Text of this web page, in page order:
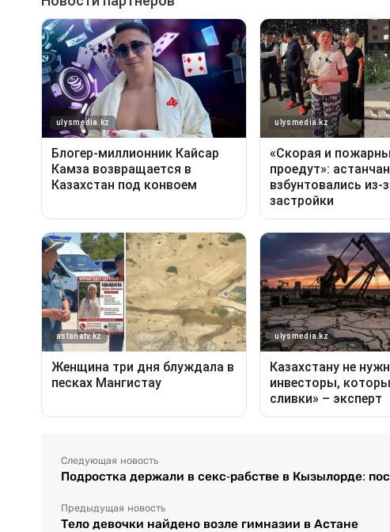
Следующая новость
Подростка держали в секс-рабстве в Кызылорде:
Предыдущая новость
Тело девочки найдено возле гимназии в Астане